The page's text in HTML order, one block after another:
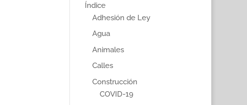
Índice
Adhesión de Ley
Agua
Animales
Calles
Construcción
COVID-19